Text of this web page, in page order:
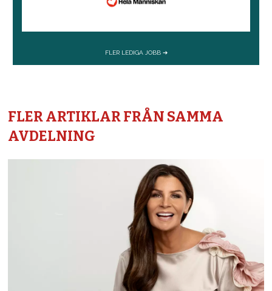
FLER ARTIKLAR FRÅN SAMMA
AVDELNING